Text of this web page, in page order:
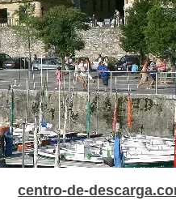
centro-de-